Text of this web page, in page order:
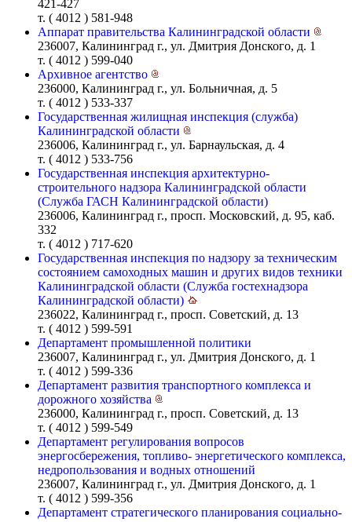
421-427
т. ( 4012 ) 581-948
Аппарат правительства Калининградской области
236007, Калининград г., ул. Дмитрия Донского, д. 1
т. ( 4012 ) 599-040
Архивное агентство
236000, Калининград г., ул. Больничная, д. 5
т. ( 4012 ) 533-337
Государственная жилищная инспекция (служба)
Калининградской области
236006, Калининград г., ул. Барнаульская, д. 4
т. ( 4012 ) 533-756
Государственная инспекция архитектурно-
строительного надзора Калининградской области
(Служба ГАСН Калининградской области)
236006, Калининград г., просп. Московский, д. 95, каб.
332
т. ( 4012 ) 717-620
Государственная инспекция по надзору за техническим
состоянием самоходных машин и других видов техники
Калининградской области (Служба гостехнадзора
Калининградской области)
236022, Калининград г., просп. Советский, д. 13
т. ( 4012 ) 599-591
Департамент промышленной политики
236007, Калининград г., ул. Дмитрия Донского, д. 1
т. ( 4012 ) 599-336
Департамент развития транспортного комплекса и
дорожного хозяйства
236000, Калининград г., просп. Советский, д. 13
т. ( 4012 ) 599-549
Департамент регулирования вопросов
энергосбережения, топливо- энергетического комплекса,
недропользования и водных отношений
236007, Калининград г., ул. Дмитрия Донского, д. 1
т. ( 4012 ) 599-356
Департамент стратегического планирования социально-